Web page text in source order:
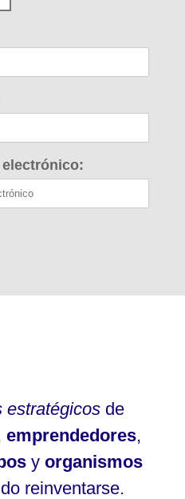
estratégicosde
emprendedores,
y organismos
reinventarse.